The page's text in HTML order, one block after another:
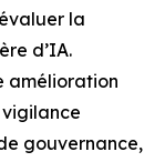
la
d’IA.
amélioration
gouvernance,